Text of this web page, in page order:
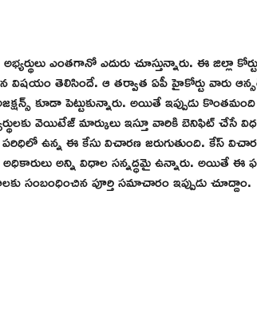
ఎంతగానో ఎదురు చూస్తున్నారు. ఈ జిల్లా కోర్టు
విషయం తెలిసిందే. ఆ తర్వాత ఏపీ హైకోర్టు వారు
కూడా పెట్టుకున్నారు. అయితే ఇప్పుడు కొంతమంది
వెయిటేజ్ మార్కులు ఇస్తూ వారికి బెనిఫిట్ చేసే
పరిధిలో ఉన్న ఈ కేసు విచారణ జరుగుతుంది. కేస్
అన్ని విధాల సన్నద్ధమై ఉన్నారు. అయితే ఈ
సంబంధించిన పూర్తి సమాచారం ఇప్పుడు చూద్దాం.